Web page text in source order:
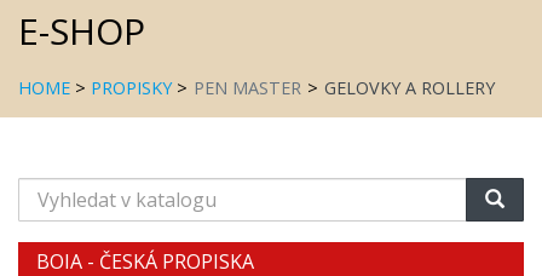
E-SHOP
HOME > PROPISKY> PEN MASTER > GELOVKY A ROLLERY
Vyhledat
v
katalogu
BOIA - ČESKÁ PROPISKA